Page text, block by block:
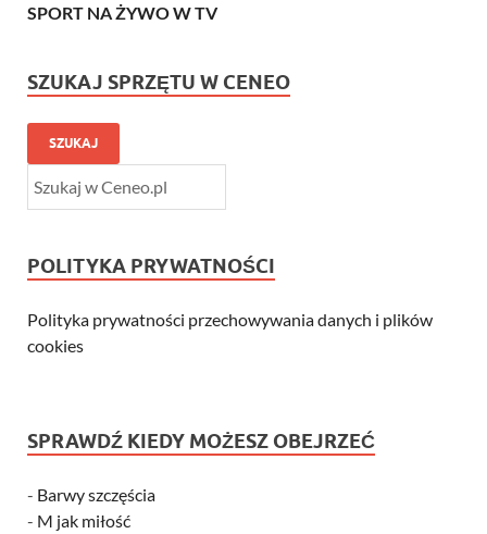
SPORT NA ŻYWO W TV
SZUKAJ SPRZĘTU W CENEO
SZUKAJ
POLITYKA PRYWATNOŚCI
Polityka prywatności przechowywania danych i plików
cookies
SPRAWDŹ KIEDY MOŻESZ OBEJRZEĆ
- Barwy szczęścia
- M jak miłość